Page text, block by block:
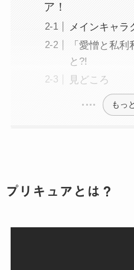
ア！
メインキャラ
「愛憎と私
と?!
見どころ
もっ
プリキュアとは？